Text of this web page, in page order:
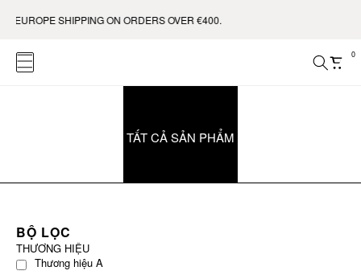
EUROPE SHIPPING ON ORDERS OVER €400.
0
TẤT CẢ SẢN PHẨM
BỘ LỌC
THƯƠNG HIỆU
Thương hiệu A